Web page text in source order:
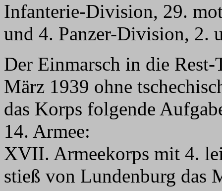
Infanterie-Division, 29.
und 4. Panzer-Division, 2.
Der Einmarsch in die
März 1939 ohne
das Korps folgende
14. Armee:
XVII. Armeekorps mit 4.
stieß von Lundenburg das